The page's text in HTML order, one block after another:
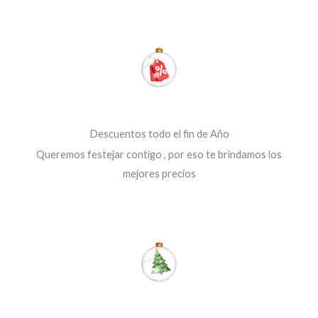
Descuentos todo el fin de Año
Queremos festejar contigo , por eso te brindamos los
mejores precios